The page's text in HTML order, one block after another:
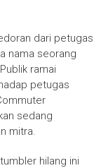
dari petugas
nama seorang
ramai
petugas
sedang
mitra.
hilang ini